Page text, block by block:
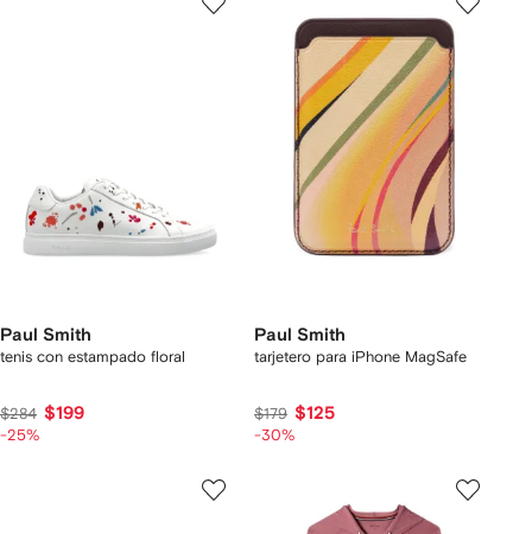
Paul Smith
tenis con estampado floral
$284 $199
-25%
Paul Smith
tarjetero para iPhone MagSafe
$179 $125
-30%